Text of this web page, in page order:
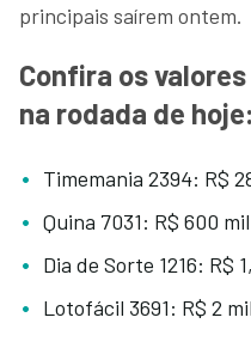
principais saírem ontem.
Confira os
na rodada de hoje:
Timemania 2394: R$
Quina 7031: R$ 600
Dia de Sorte 1216: R$
Lotofácil 3691: R$ 2